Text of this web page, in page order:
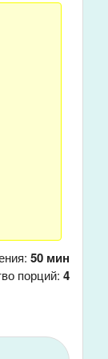
50 мин
порций: 4